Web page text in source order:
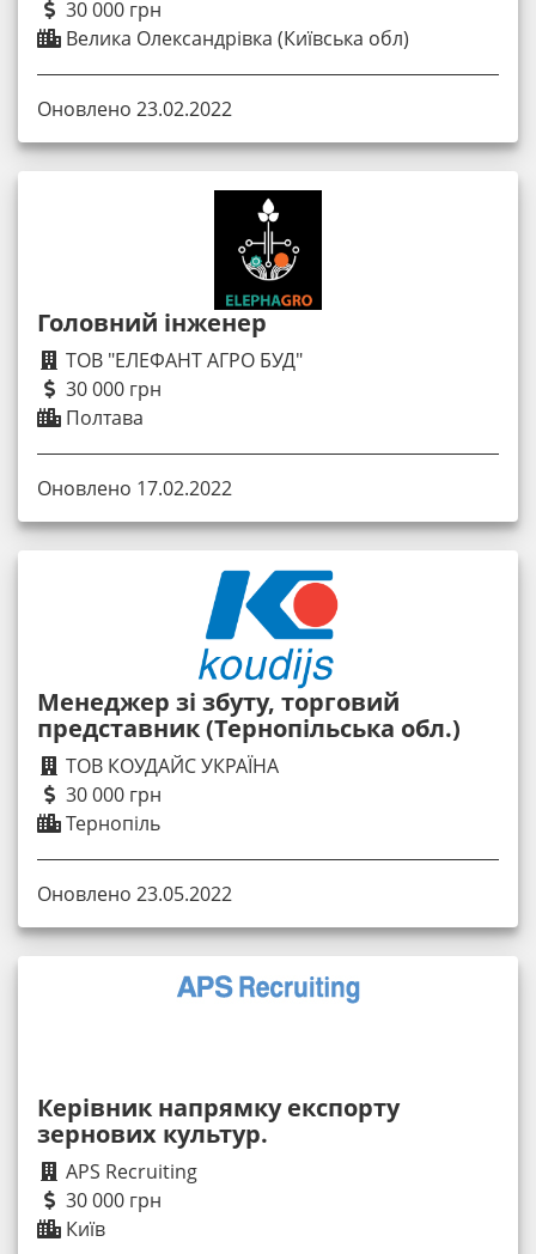
30 000 грн
Велика Олександрівка (Київська обл)
Оновлено 23.02.2022
Головний інженер
ТОВ "ЕЛЕФАНТ АГРО БУД"
30 000 грн
Полтава
Оновлено 17.02.2022
Менеджер зі збуту, торговий
представник (Тернопільська обл.)
ТОВ КОУДАЙС УКРАЇНА
30 000 грн
Тернопіль
Оновлено 23.05.2022
Керівник напрямку експорту
зернових культур.
APS Recruiting
30 000 грн
Київ